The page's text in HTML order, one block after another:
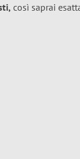
così saprai